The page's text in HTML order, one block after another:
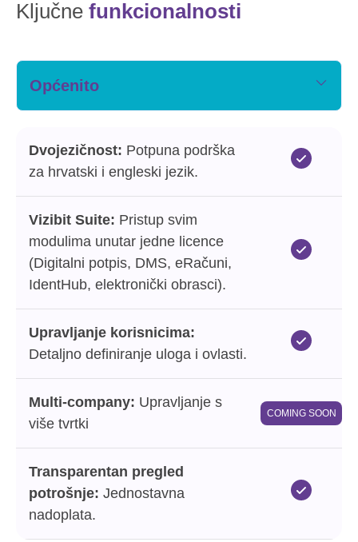
Ključne funkcionalnosti
Općenito
Dvojezičnost: Potpuna podrška
za hrvatski i engleski jezik.
Vizibit Suite: Pristup svim
modulima unutar jedne licence
(Digitalni potpis, DMS, eRačuni,
IdentHub, elektronički obrasci).
Upravljanje korisnicima:
Detaljno definiranje uloga i ovlasti.
Multi-company: Upravljanje s
više tvrtki
COMING SOON
Transparentan pregled
potrošnje: Jednostavna
nadoplata.